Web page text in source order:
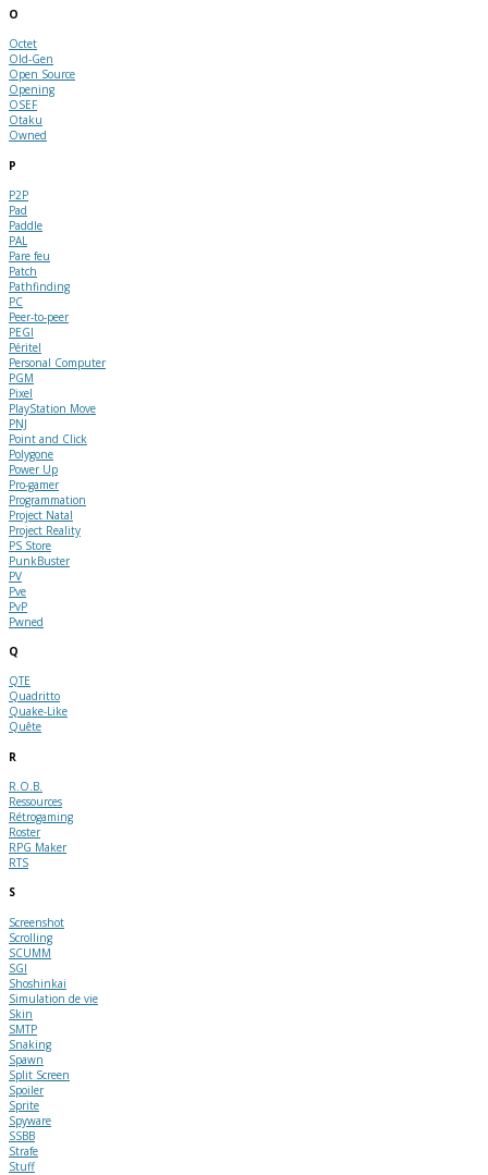
O
Octet
Old-Gen
Open Source
Opening
OSEF
Otaku
Owned
P
P2P
Pad
Paddle
PAL
Pare feu
Patch
Pathfinding
PC
Peer-to-peer
PEGI
Péritel
Personal Computer
PGM
Pixel
PlayStation Move
PNJ
Point and Click
Polygone
Power Up
Pro-gamer
Programmation
Project Natal
Project Reality
PS Store
PunkBuster
PV
Pve
PvP
Pwned
Q
QTE
Quadritto
Quake-Like
Quête
R
R.O.B.
Ressources
Rétrogaming
Roster
RPG Maker
RTS
S
Screenshot
Scrolling
SCUMM
SGI
Shoshinkai
Simulation de vie
Skin
SMTP
Snaking
Spawn
Split Screen
Spoiler
Sprite
Spyware
SSBB
Strafe
Stuff